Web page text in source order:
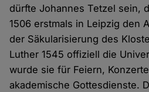
dürfte Johannes Tetzel sein,
1506 erstmals in Leipzig den
der Säkularisierung des
Luther 1545 offiziell die
wurde sie für Feiern,
akademische Gottesdienste.